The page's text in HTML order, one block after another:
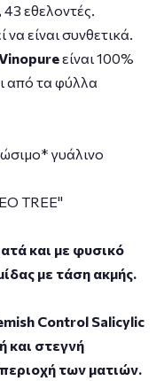
43 εθελοντές.
είναι συνθετικά.
είναι 100%
από τα φύλλα
γυάλινο
TREE"
και με φυσικό
με τάση ακμής.
Control Salicylic
και στεγνή
των ματιών.